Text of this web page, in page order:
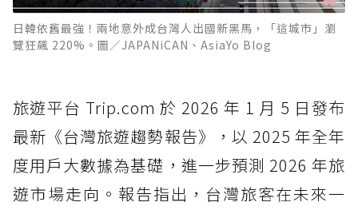
日韓依舊最強！兩地意外成台灣人出國新黑馬，「這城市」瀏
覽狂飆 220%。圖／JAPANiCAN、AsiaYo Blog
旅遊平台 Trip.com 於 2026 年 1 月 5 日發布
最新《台灣旅遊趨勢報告》，以 2025 年全年
度用戶大數據為基礎，進一步預測 2026 年旅
遊市場走向。報告指出，台灣旅客在未來一